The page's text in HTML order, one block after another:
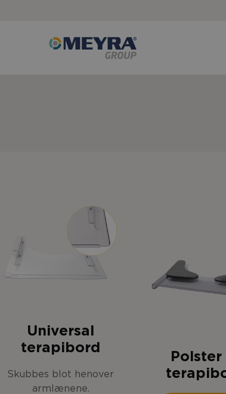
Universal
terapibord
Skubbes blot henover
armlænene.
Polster